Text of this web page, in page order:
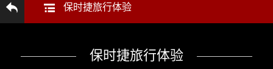
保时捷旅行体验
保时捷旅行体验